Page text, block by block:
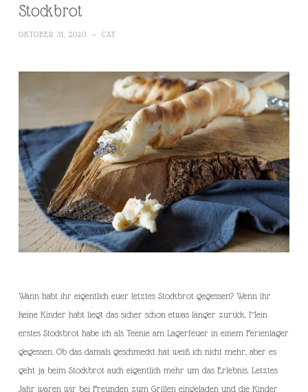
Stockbrot
OKTOBER 31, 2020 ~ CAT
Wann habt ihr eigentlich euer letztes Stockbrot gegessen? Wenn ihr
keine Kinder habt liegt das sicher schon etwas länger zurück. Mein
erstes Stockbrot habe ich als Teenie am Lagerfeuer in einem Ferienlager
gegessen. Ob das damals geschmeckt hat weiß ich nicht mehr, aber es
geht ja beim Stockbrot auch eigentlich mehr um das Erlebnis. Letztes
Jahr waren wir bei Freunden zum Grillen eingeladen und die Kinder